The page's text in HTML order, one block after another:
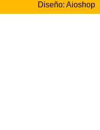
Diseño: Aioshop